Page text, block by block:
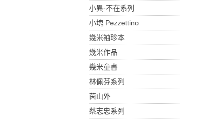
小異-不在系列
小塊 Pezzettino
幾米袖珍本
幾米作品
幾米童書
林佩芬系列
茵山外
蔡志忠系列